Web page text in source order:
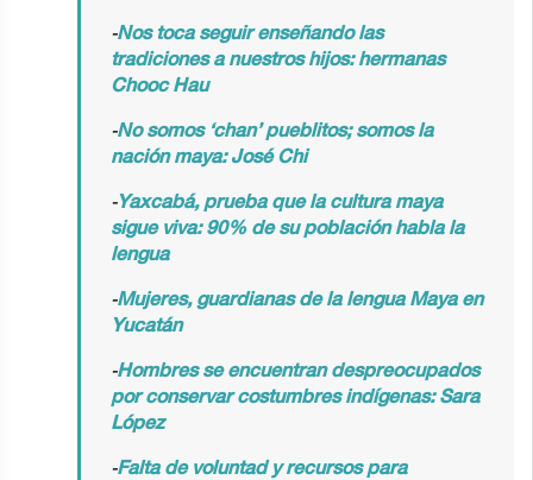
-Nos toca seguir enseñando las
tradiciones a nuestros hijos: hermanas
Chooc Hau
-No somos ‘chan’ pueblitos; somos la
nación maya: José Chi
-Yaxcabá, prueba que la cultura maya
sigue viva: 90% de su población habla la
lengua
-Mujeres, guardianas de la lengua Maya en
Yucatán
-Hombres se encuentran despreocupados
por conservar costumbres indígenas: Sara
López
-Falta de voluntad y recursos para